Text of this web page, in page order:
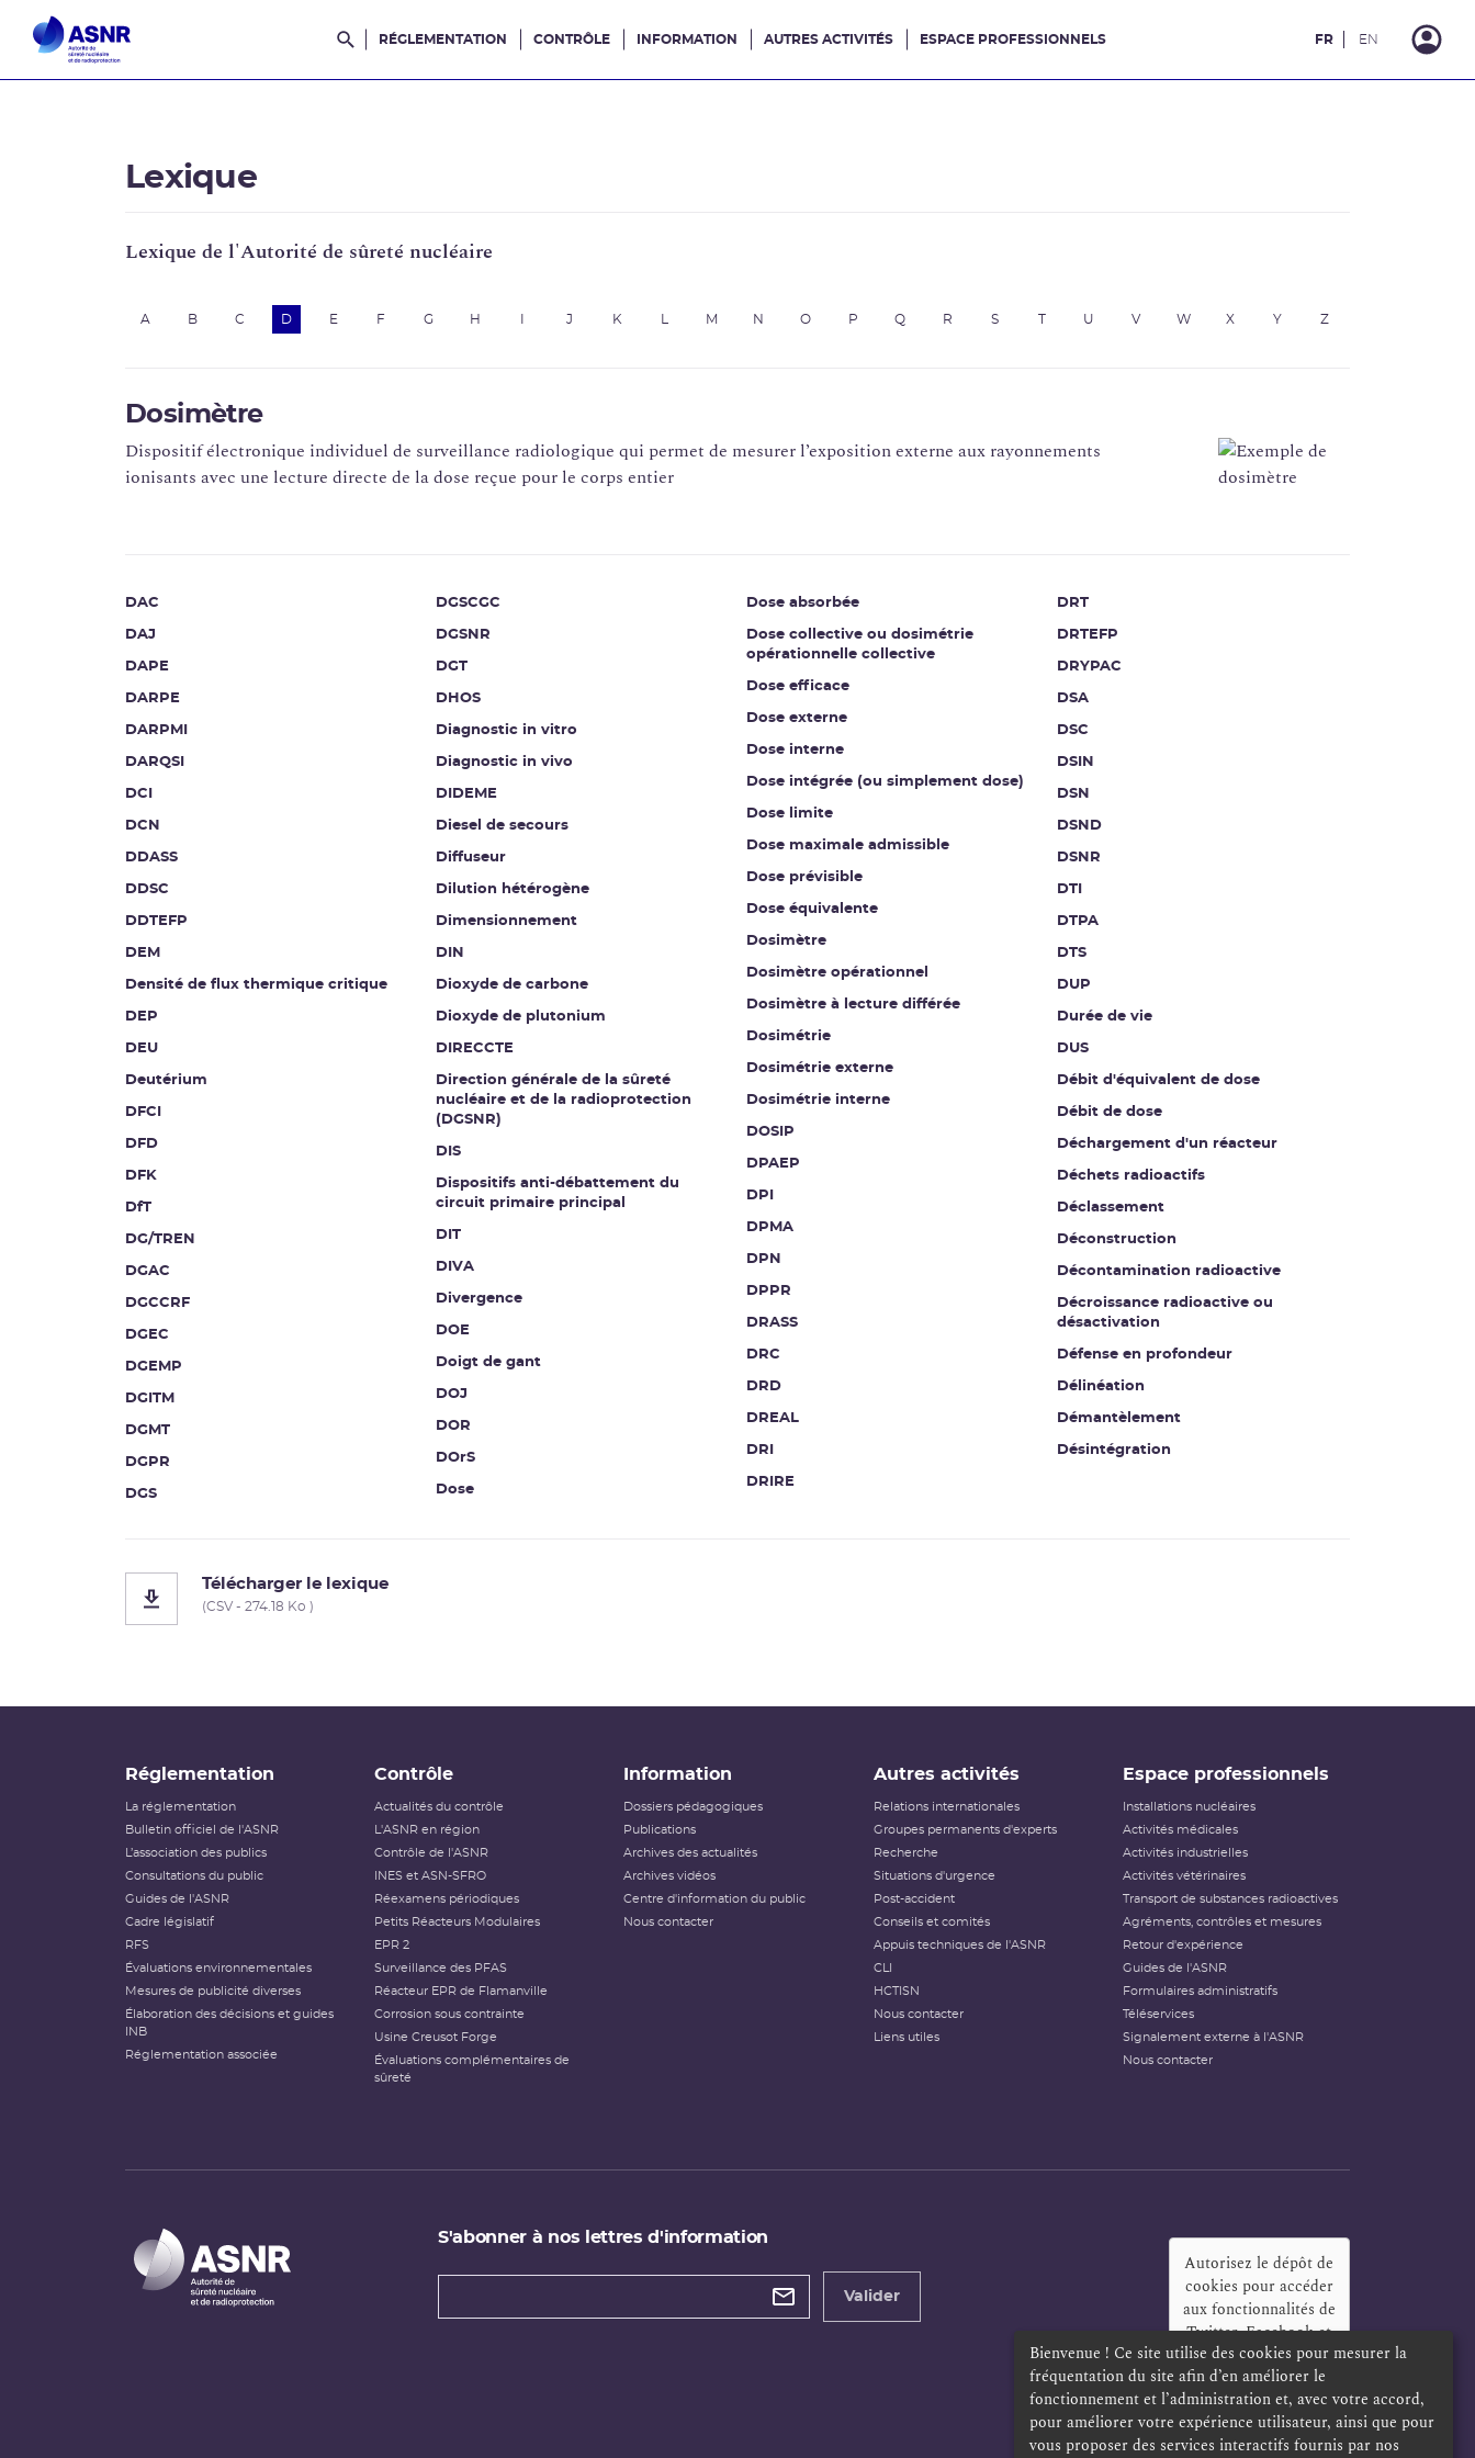
Rechercher dans le site
RÉGLEMENTATION CONTRÔLE INFORMATION AUTRES ACTIVITÉS ESPACE PROFESSIONNELS FR EN
Lexique
Lexique de l'Autorité de sûreté nucléaire
A B C D E F G H J K M N O P Q R S T U V W X Y Z
Dosimètre
Dispositif électronique individuel de surveillance radiologique qui permet de mesurer l’exposition externe aux rayonnements
ionisants avec une lecture directe de la dose reçue pour le corps entier
DAC
DAJ
DAPE
DARPE
DARPMI
DARQSI
DCI
DCN
DDASS
DDSC
DDTEFP
DEM
Densité de flux thermique critique
DEP
DEU
Deutérium
DFCI
DFD
DFK
DfT
DG/TREN
DGAC
DGCCRF
DGEC
DGEMP
DGITM
DGMT
DGPR
DGS
DGSCGC
DGSNR
DGT
DHOS
Diagnostic in vitro
Diagnostic in vivo
DIDEME
Diesel de secours
Diffuseur
Dilution hétérogène
Dimensionnement
DIN
Dioxyde de carbone
Dioxyde de plutonium
DIRECCTE
Direction générale de la sûreté
nucléaire et de la radioprotection
(DGSNR)
DIS
Dispositifs anti-débattement du
circuit primaire principal
DIT
DIVA
Divergence
DOE
Doigt de gant
DOJ
DOR
DOrS
Dose
Dose absorbée
Dose collective ou dosimétrie
opérationnelle collective
Dose efficace
Dose externe
Dose interne
Dose intégrée (ou simplement dose)
Dose limite
Dose maximale admissible
Dose prévisible
Dose équivalente
Dosimètre
Dosimètre opérationnel
Dosimètre à lecture différée
Dosimétrie
Dosimétrie externe
Dosimétrie interne
DOSIP
DPAEP
DPI
DPMA
DPN
DPPR
DRASS
DRC
DRD
DREAL
DRI
DRIRE
DRT
DRTEFP
DRYPAC
DSA
DSC
DSIN
DSN
DSND
DSNR
DTI
DTPA
DTS
DUP
Durée de vie
DUS
Débit d'équivalent de dose
Débit de dose
Déchargement d'un réacteur
Déchets radioactifs
Déclassement
Déconstruction
Décontamination radioactive
Décroissance radioactive ou
désactivation
Défense en profondeur
Délinéation
Démantèlement
Désintégration
Télécharger le lexique
(CSV - 274.18 Ko )
Réglementation
La réglementation
Bulletin officiel de l'ASNR
L’association des publics
Consultations du public
Guides de l'ASNR
Cadre législatif
RFS
Évaluations environnementales
Mesures de publicité diverses
Élaboration des décisions et guides
INB
Réglementation associée
Contrôle
Actualités du contrôle
L'ASNR en région
Contrôle de l'ASNR
INES et ASN-SFRO
Réexamens périodiques
Petits Réacteurs Modulaires
EPR 2
Surveillance des PFAS
Réacteur EPR de Flamanville
Corrosion sous contrainte
Usine Creusot Forge
Évaluations complémentaires de
sûreté
Information
Dossiers pédagogiques
Publications
Archives des actualités
Archives vidéos
Centre d'information du public
Nous contacter
Autres activités
Relations internationales
Groupes permanents d'experts
Recherche
Situations d'urgence
Post-accident
Conseils et comités
Appuis techniques de l'ASNR
CLI
HCTISN
Nous contacter
Liens utiles
Espace professionnels
Installations nucléaires
Activités médicales
Activités industrielles
Activités vétérinaires
Transport de substances radioactives
Agréments, contrôles et mesures
Retour d'expérience
Guides de l'ASNR
Formulaires administratifs
Téléservices
Signalement externe à l'ASNR
Nous contacter
S'abonner à nos lettres d'information
Valider
Autorisez le dépôt de
cookies pour accéder
aux fonctionnalités de
Twitter, Facebook et
LinkedIn?
Oui
Toujours
Bienvenue ! Ce site utilise des cookies pour mesurer la
fréquentation du site afin d’en améliorer le
fonctionnement et l’administration et, avec votre accord,
pour améliorer votre expérience utilisateur, ainsi que pour
vous proposer des services interactifs fournis par nos